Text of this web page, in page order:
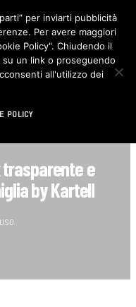
F
c
e
b
o
I
n
s
t
e
by Kartell
per inviarti pubblicità
Per avere maggiori
Policy". Chiudendo il
un link o proseguendo
all'utilizzo dei
POLICY